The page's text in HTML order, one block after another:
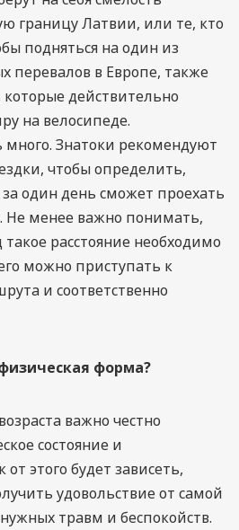
границу Латвии, или те, кто
подняться на один из
перевалов в Европе, также
действительно
на велосипеде.
Знатоки рекомендуют
чтобы определить,
один день сможет проехать
Не менее важно понимать,
расстояние необходимо
можно приступать к
и соответственно
форма?
важно честно
состояние и
этого будет зависеть,
удовольствие от самой
травм и беспокойств.